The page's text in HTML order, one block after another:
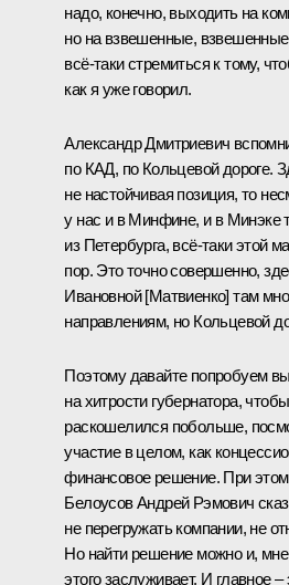
надо, конечно, выходить на
но на взвешенные,
всё-таки стремиться к тому,
как я уже говорил.
Александр Дмитриевич
по КАД, по Кольцевой дороге.
не настойчивая позиция, то
у нас и в Минфине, и в Минэке
из Петербурга, всё-таки этой
пор. Это точно совершенно,
Ивановной [Матвиенко] там
направлениям, но Кольцевой
Поэтому давайте попробуем
на хитрости губернатора,
раскошелился побольше,
участие в целом, как
финансовое решение. При
Белоусов Андрей Рэмович
не перегружать компании, не
Но найти решение можно и,
этого заслуживает. И главное